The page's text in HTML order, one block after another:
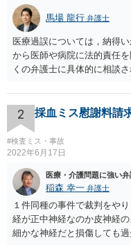
馬場 龍行 弁護士
医療過誤については，納得
から医師や病院に法的責任
くの弁護士に具体的に相談
2 採血ミス慰謝料請
#検査ミス・事故
2022年6月17日
医療・介護問題に強い
稲森 幸一 弁護士
１件同種の事件で裁判をや
経が正中神経なのか皮神経
細かな神経だと損傷しても